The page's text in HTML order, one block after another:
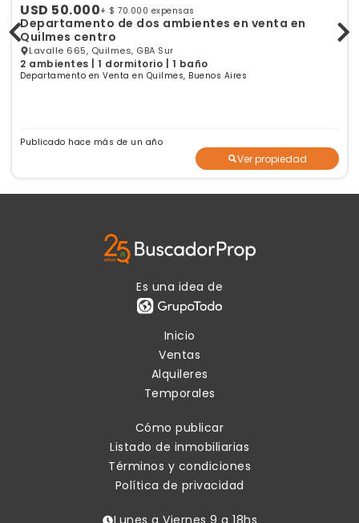
USD 50.000+ $ 70.000 expensas
Departamento de dos ambientes en venta en
Quilmes centro
Lavalle 665, Quilmes, GBA Sur
2 ambientes | 1 dormitorio | 1 baño
Departamento en Venta en Quilmes, Buenos Aires
Publicado hace más de un año
Ver propiedad
Es una idea de
Inicio
Ventas
Alquileres
Temporales
Cómo publicar
Listado de inmobiliarias
Términos y condiciones
Política de privacidad
Lunes a Viernes 9 a 18hs